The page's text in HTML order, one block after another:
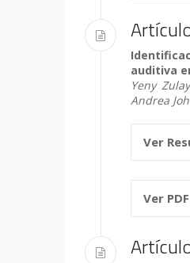
auditiva
Yeny
Andrea
Ver
Ver